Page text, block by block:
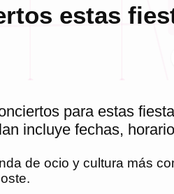
estas
para estas
incluye fechas,
de ocio y cultura más